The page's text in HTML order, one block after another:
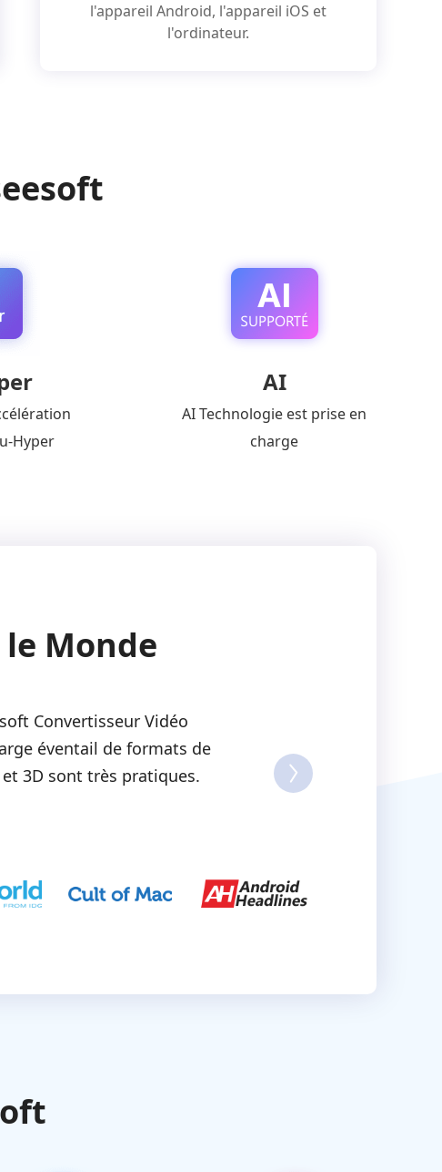
l'appareil Android, l'appareil iOS et
l'ordinateur.
Hyper
AI
AI Technologie est prise en
charge
Monde
Convertisseur Vidéo
éventail de formats de
3D sont très pratiques.